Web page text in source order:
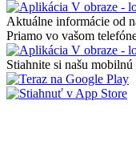
Aktuálne informácie od
Priamo vo vašom
Stiahnite si našu